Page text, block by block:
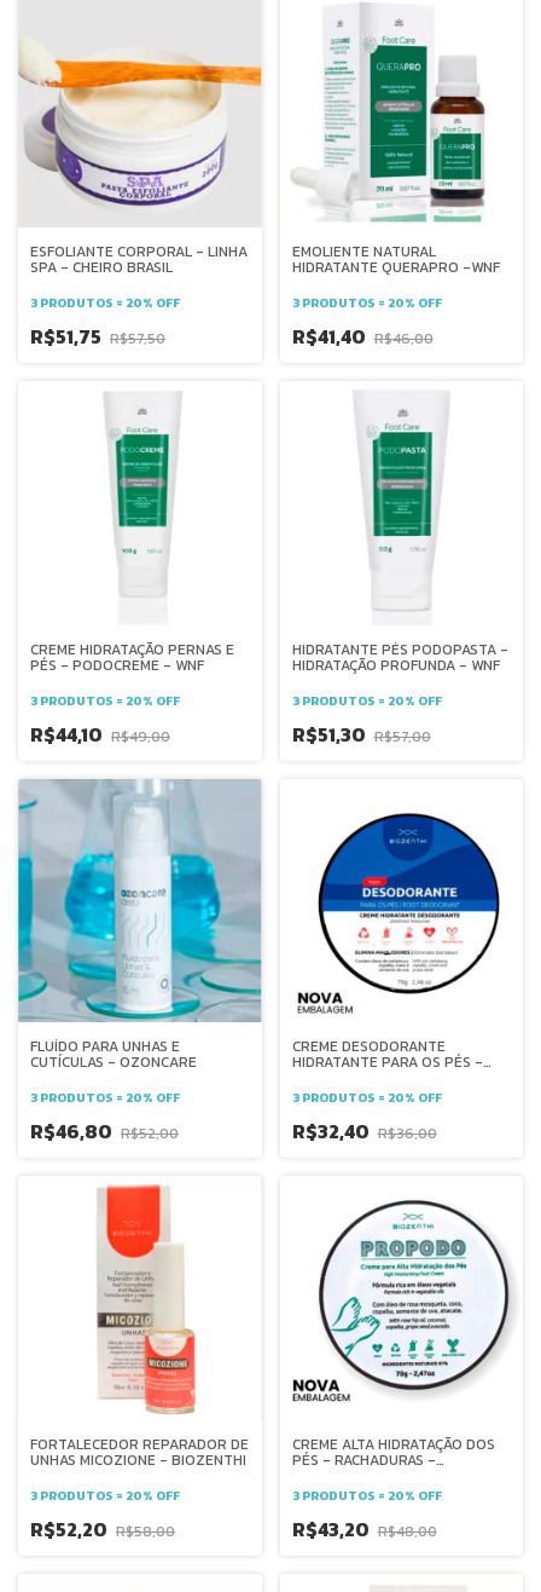
ESFOLIANTE CORPORAL - LINHA
SPA - CHEIRO BRASIL
3 PRODUTOS = 20% OFF
R$51,75 R$57,50
EMOLIENTE NATURAL
HIDRATANTE QUERAPRO -WNF
3 PRODUTOS = 20% OFF
R$41,40 R$46,00
CREME HIDRATAÇÃO PERNAS E
PÉS - PODOCREME - WNF
3 PRODUTOS = 20% OFF
R$44,10 R$49,00
HIDRATANTE PÉS PODOPASTA -
HIDRATAÇÃO PROFUNDA - WNF
3 PRODUTOS = 20% OFF
R$51,30 R$57,00
FLUÍDO PARA UNHAS E
CUTÍCULAS - OZONCARE
3 PRODUTOS = 20% OFF
R$46,80 R$52,00
CREME DESODORANTE
HIDRATANTE PARA OS PÉS -
3 PRODUTOS = 20% OFF
R$32,40 R$36,00
FORTALECEDOR REPARADOR DE
UNHAS MICOZIONE - BIOZENTHI
3 PRODUTOS = 20% OFF
R$52,20 R$58,00
CREME ALTA HIDRATAÇÃO DOS
PÉS - RACHADURAS -
3 PRODUTOS = 20% OFF
R$43,20 R$48,00